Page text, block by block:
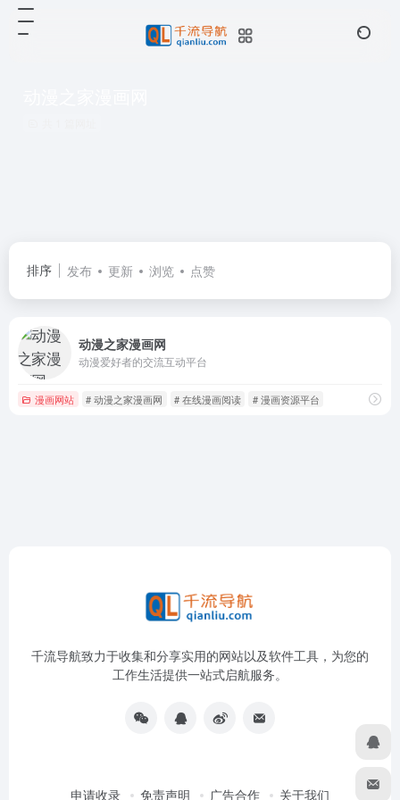
排序 发布 更新 浏览 点赞
动漫之家漫画网
动漫爱好者的交流互动平台
漫画网站 # 动漫之家漫画网 # 在线漫画阅读 # 漫画资源平台
千流导航致力于收集和分享实用的网站以及软件工具，为您的
工作生活提供一站式启航服务。
申请收录 免责声明 广告合作 关于我们